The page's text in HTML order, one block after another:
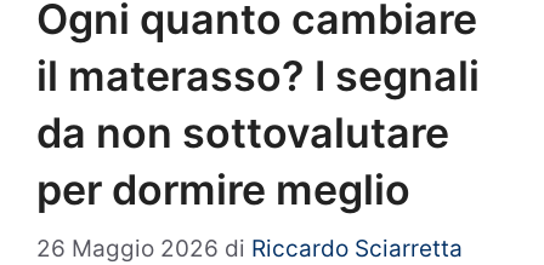
Ogni quanto cambiare
il materasso? I segnali
da non sottovalutare
per dormire meglio
26 Maggio 2026 di Riccardo Sciarretta